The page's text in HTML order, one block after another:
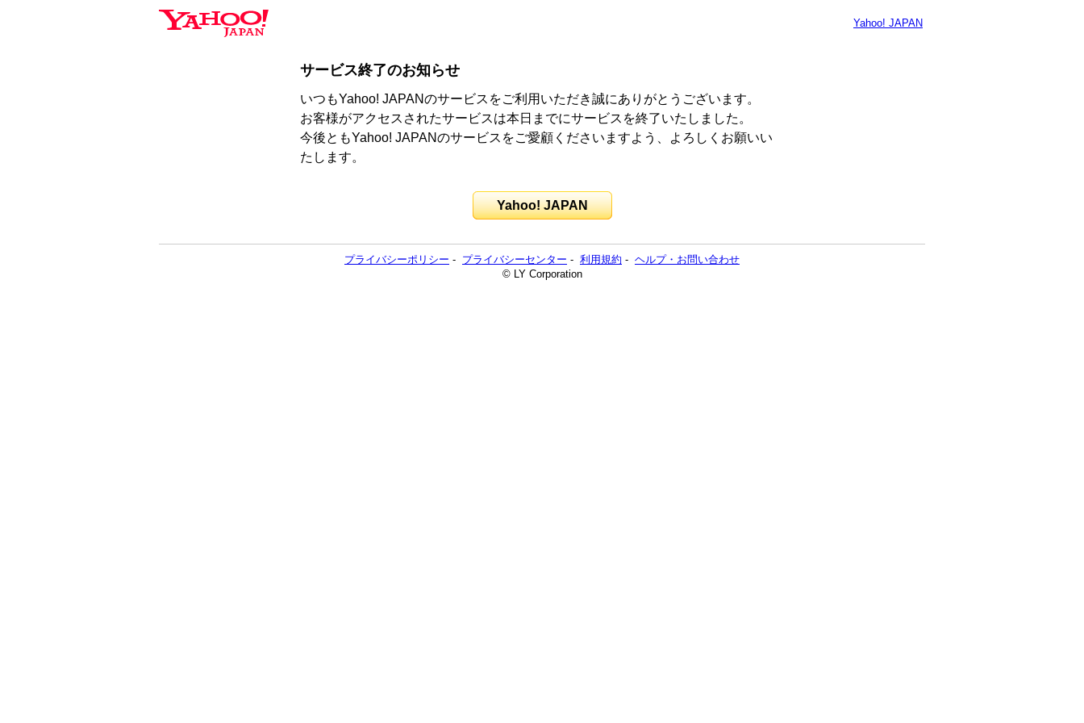
Yahoo! JAPAN
サービス終了のお知らせ
いつもYahoo! JAPANのサービスをご利用いただき誠にありがとうございます。
お客様がアクセスされたサービスは本日までにサービスを終了いたしました。
今後ともYahoo! JAPANのサービスをご愛顧くださいますよう、よろしくお願いい
たします。
Yahoo! JAPAN
プライバシーポリシー - プライバシーセンター - 利用規約 - ヘルプ・お問い合わせ
© LY Corporation